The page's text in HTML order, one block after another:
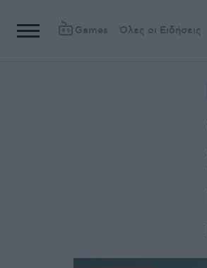
Games Όλες οι Ειδήσεις